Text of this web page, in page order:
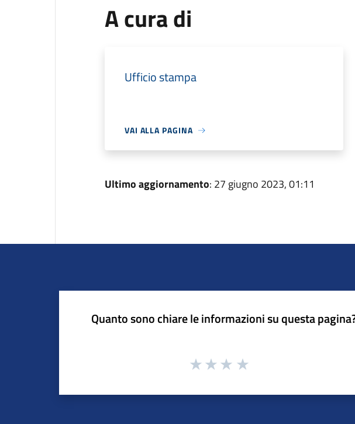
A cura di
Ufficio stampa
VAI ALLA PAGINA
Ultimo aggiornamento: 27 giugno 2023, 01:11
Quanto sono chiare le informazioni su questa